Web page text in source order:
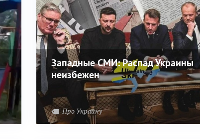
Западные СМИ: Распад Украины
неизбежен
Про Украину